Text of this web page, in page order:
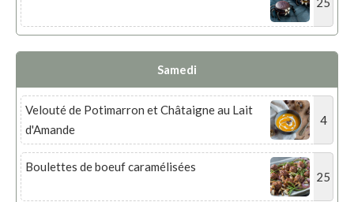
Samedi
Velouté de Potimarron et Châtaigne au Lait
d'Amande
4
Boulettes de boeuf caramélisées
25